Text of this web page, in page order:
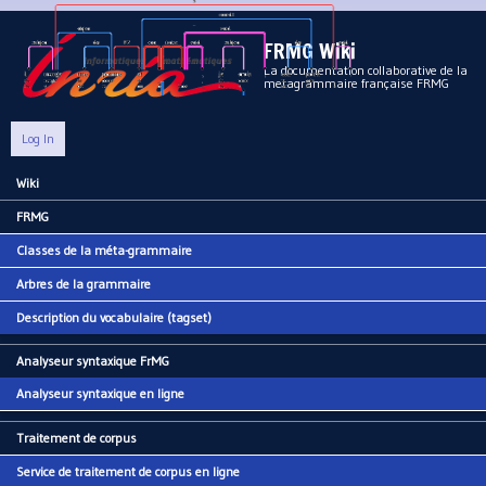
Aller au contenu principal
FRMG Wiki
La documentation collaborative de la
metagrammaire française FRMG
Log In
Main menu
Wiki
FRMG
Classes de la méta-grammaire
Arbres de la grammaire
Description du vocabulaire (tagset)
Analyseur syntaxique FrMG
Analyseur syntaxique en ligne
Traitement de corpus
Service de traitement de corpus en ligne